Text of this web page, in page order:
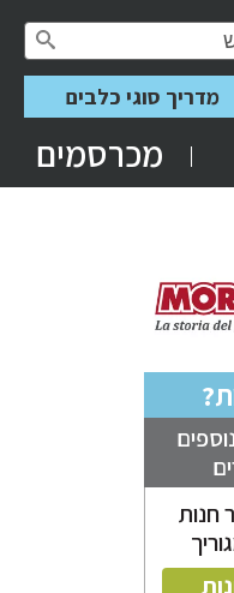
מדריך סוגי כלבים
מכרסמים
חנות